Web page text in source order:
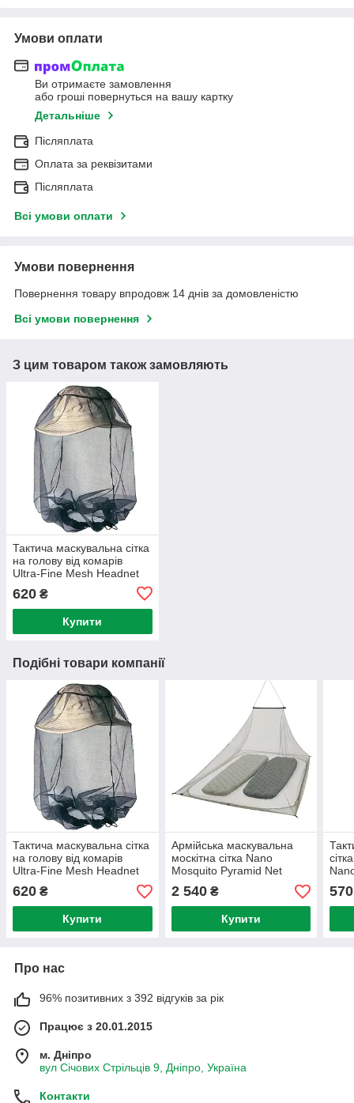
Умови оплати
Ви отримаєте замовлення
або гроші повернуться на вашу картку
Детальніше
Післяплата
Оплата за реквізитами
Післяплата
Всі умови оплати
Умови повернення
Повернення товару впродовж 14 днів за домовленістю
Всі умови повернення
З цим товаром також замовляють
Тактича маскувальна сітка
на голову від комарів
Ultra-Fine Mesh Headnet
620 ₴
Купити
Подібні товари компанії
Тактича маскувальна сітка
на голову від комарів
Ultra-Fine Mesh Headnet
Black от Sea to Summit
620 ₴
Купити
Армійська маскувальна
москітна сітка Nano
Mosquito Pyramid Net
Double от Sea To Summit
2 540₴
Купити
570
Про нас
96% позитивних з 392 відгуків за рік
Працює з 20.01.2015
м. Дніпро
вул Січових Стрільців 9, Дніпро, Україна
Контакти